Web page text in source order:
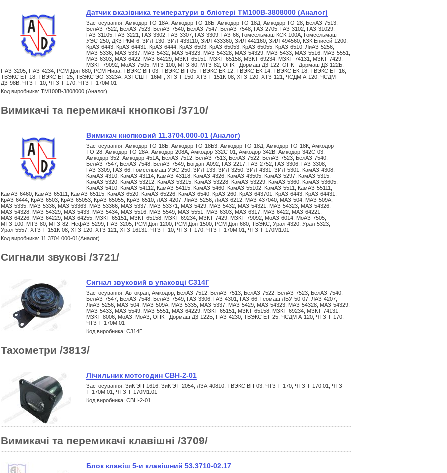
Датчик вказівника темпеpатуpи в блістері ТМ100В-3808000 (Аналог)
Застосування: Амкодор ТО-18А, Амкодор ТО-18Б, Амкодор ТО-18Д, Амкодор ТО-28, БелАЗ-7513,
БелАЗ-7522, БелАЗ-7523, БелАЗ-7540, БелАЗ-7547, БелАЗ-7548, ГАЗ-2705, ГАЗ-3102, ГАЗ-31029,
ГАЗ-31105, ГАЗ-3221, ГАЗ-3302, ГАЗ-3307, ГАЗ-3309, ГАЗ-66, Гомсельмаш КСК-100А, Гомсельмаш
УЭС-250, ДКЗ РКМ-6, ЗИЛ-130, ЗИЛ-433110, ЗИЛ-433360, ЗИЛ-442160, ЗИЛ-494560, КЗК Енисей-1200,
КрАЗ-6443, КрАЗ-64431, КрАЗ-6444, КрАЗ-6503, КрАЗ-65053, КрАЗ-65055, КрАЗ-6510, ЛиАЗ-5256,
МАЗ-5336, МАЗ-5337, МАЗ-5432, МАЗ-54323, МАЗ-54328, МАЗ-54329, МАЗ-5433, МАЗ-5516, МАЗ-5551,
МАЗ-6303, МАЗ-6422, МАЗ-64229, МЗКТ-65151, МЗКТ-65158, МЗКТ-69234, МЗКТ-74131, МЗКТ-7429,
МЗКТ-79092, МоАЗ-7505, МТЗ-100, МТЗ-80, МТЗ-82, ОПК - Дормаш Д3-122, ОПК - Дормаш Д3-122Б,
ПАЗ-3205, ПАЗ-4234, РСМ Дон-680, РСМ Нива, ТВЭКС ВП-03, ТВЭКС ВП-05, ТВЭКС ЕК-12, ТВЭКС ЕК-14, ТВЭКС ЕК-18, ТВЭКС ЕТ-16,
ТВЭКС ЕТ-18, ТВЭКС ЕТ-25, ТВЭКС ЭО-3323А, ХЗТСШ Т-16МГ, ХТЗ Т-150, ХТЗ Т-151К-08, ХТЗ-120, ХТЗ-121, ЧСДМ А-120, ЧСДМ
ДЗ-98В, ЧТЗ Т-10, ЧТЗ Т-170, ЧТЗ Т-170М.01
Код виробника: ТМ100В-3808000 (Аналог)
Вимикачі та перемикачі кнопкові /3710/
Вимикач кнопковий 11.3704.000-01 (Аналог)
Застосування: Амкодор ТО-18Б, Амкодор ТО-18Б3, Амкодор ТО-18Д, Амкодор ТО-18К, Амкодор
ТО-28, Амкодор ТО-28А, Амкодор-208А, Амкодор-332С-01, Амкодор-342В, Амкодор-342С-03,
Амкодор-352, Амкодор-451А, БелАЗ-7512, БелАЗ-7513, БелАЗ-7522, БелАЗ-7523, БелАЗ-7540,
БелАЗ-7547, БелАЗ-7548, БелАЗ-7549, Богдан-А092, ГАЗ-2217, ГАЗ-2752, ГАЗ-3306, ГАЗ-3308,
ГАЗ-3309, ГАЗ-66, Гомсельмаш УЭС-250, ЗИЛ-133, ЗИЛ-3250, ЗИЛ-4331, ЗИЛ-5301, КамАЗ-4308,
КамАЗ-4310, КамАЗ-43114, КамАЗ-43118, КамАЗ-4326, КамАЗ-43505, КамАЗ-5297, КамАЗ-5315,
КамАЗ-5320, КамАЗ-53212, КамАЗ-53215, КамАЗ-53228, КамАЗ-53229, КамАЗ-5360, КамАЗ-53605,
КамАЗ-5410, КамАЗ-54112, КамАЗ-54115, КамАЗ-5460, КамАЗ-55102, КамАЗ-5511, КамАЗ-55111,
КамАЗ-6460, КамАЗ-65111, КамАЗ-65115, КамАЗ-6520, КамАЗ-65226, КамАЗ-6540, КрАЗ-260, КрАЗ-643701, КрАЗ-6443, КрАЗ-64431,
КрАЗ-6444, КрАЗ-6503, КрАЗ-65053, КрАЗ-65055, КрАЗ-6510, ЛАЗ-4207, ЛиАЗ-5256, ЛиАЗ-6212, МАЗ-437040, МАЗ-504, МАЗ-509А,
МАЗ-5335, МАЗ-5336, МАЗ-53363, МАЗ-53366, МАЗ-5337, МАЗ-53371, МАЗ-5429, МАЗ-5432, МАЗ-54321, МАЗ-54323, МАЗ-54326,
МАЗ-54328, МАЗ-54329, МАЗ-5433, МАЗ-5434, МАЗ-5516, МАЗ-5549, МАЗ-5551, МАЗ-6303, МАЗ-6317, МАЗ-6422, МАЗ-64221,
МАЗ-64226, МАЗ-64229, МАЗ-64255, МЗКТ-65151, МЗКТ-65158, МЗКТ-69234, МЗКТ-7429, МЗКТ-79092, МоАЗ-6014, МоАЗ-7505,
МТЗ-100, МТЗ-80, МТЗ-82, НефАЗ-5299, ПАЗ-3205, РСМ Дон-1200, РСМ Дон-1500, РСМ Дон-680, ТВЭКС, Урал-4320, Урал-5323,
Урал-5557, ХТЗ Т-151К-08, ХТЗ-120, ХТЗ-121, ХТЗ-16131, ЧТЗ Т-10, ЧТЗ Т-170, ЧТЗ Т-170М.01, ЧТЗ Т-170М1.01
Код виробника: 11.3704.000-01(Аналог)
Сигнали звукові /3721/
Сигнал звуковий в упаковці С314Г
Застосування: Автокран, Амкодор, БелАЗ-7512, БелАЗ-7513, БелАЗ-7522, БелАЗ-7523, БелАЗ-7540,
БелАЗ-7547, БелАЗ-7548, БелАЗ-7549, ГАЗ-3306, ГАЗ-4301, ГАЗ-66, Геомаш ЛБУ-50-07, ЛАЗ-4207,
ЛиАЗ-5256, МАЗ-504, МАЗ-509А, МАЗ-5335, МАЗ-5337, МАЗ-5429, МАЗ-54323, МАЗ-54328, МАЗ-54329,
МАЗ-5433, МАЗ-5549, МАЗ-5551, МАЗ-64229, МЗКТ-65151, МЗКТ-65158, МЗКТ-69234, МЗКТ-74131,
МЗКТ-8006, МоАЗ, МоАЗ, ОПК - Дормаш Д3-122Б, ПАЗ-4230, ТВЭКС ЕТ-25, ЧСДМ А-120, ЧТЗ Т-170,
ЧТЗ Т-170М.01
Код виробника: С314Г
Тахометри /3813/
Лічильник мотогодин СВН-2-01
Застосування: ЗиК ЭП-1616, ЗиК ЭТ-2054, ЛЗА-40810, ТВЭКС ВП-03, ЧТЗ Т-170, ЧТЗ Т-170.01, ЧТЗ
Т-170М.01, ЧТЗ Т-170М1.01
Код виробника: СВН-2-01
Вимикачі та перемикачі клавішні /3709/
Блок клавіш 5-и клавішний 53.3710-02.17